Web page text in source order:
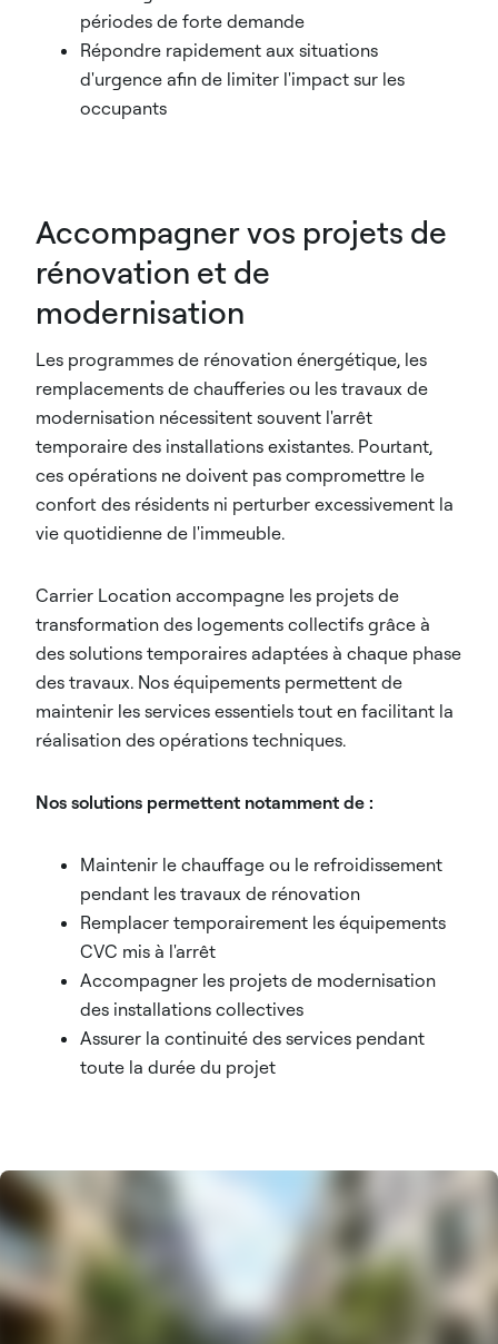
périodes de forte demande
Répondre rapidement aux situations
d'urgence afin de limiter l'impact sur les
occupants
Accompagner vos projets de
rénovation et de
modernisation
Les programmes de rénovation énergétique, les
remplacements de chaufferies ou les travaux de
modernisation nécessitent souvent l'arrêt
temporaire des installations existantes. Pourtant,
ces opérations ne doivent pas compromettre le
confort des résidents ni perturber excessivement la
vie quotidienne de l'immeuble.
Carrier Location accompagne les projets de
transformation des logements collectifs grâce à
des solutions temporaires adaptées à chaque phase
des travaux. Nos équipements permettent de
maintenir les services essentiels tout en facilitant la
réalisation des opérations techniques.
Nos solutions permettent notamment de :
Maintenir le chauffage ou le refroidissement
pendant les travaux de rénovation
Remplacer temporairement les équipements
CVC mis à l'arrêt
Accompagner les projets de modernisation
des installations collectives
Assurer la continuité des services pendant
toute la durée du projet